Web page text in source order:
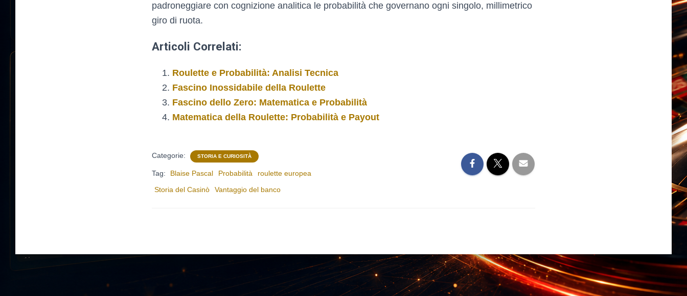
padroneggiare con cognizione analitica le probabilità che governano ogni singolo, millimetrico
giro di ruota.
Articoli Correlati:
Roulette e Probabilità: Analisi Tecnica
Fascino Inossidabile della Roulette
Fascino dello Zero: Matematica e Probabilità
Matematica della Roulette: Probabilità e Payout
Categorie: STORIA E CURIOSITÀ
Tag: Blaise Pascal Probabilità
roulette europea
Storia del Casinò
Vantaggio del banco